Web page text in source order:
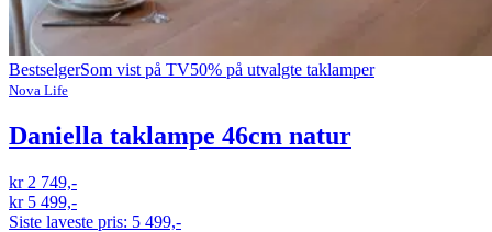
BestselgerSom vist på TV50% på utvalgte taklamper
Nova Life
Daniella taklampe 46cm natur
kr 2 749,-
kr 5 499,-
Siste laveste pris: 5 499,-